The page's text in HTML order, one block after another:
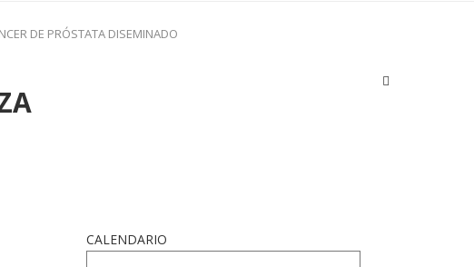
DE PRÓSTATA DISEMINADO
CALENDARIO